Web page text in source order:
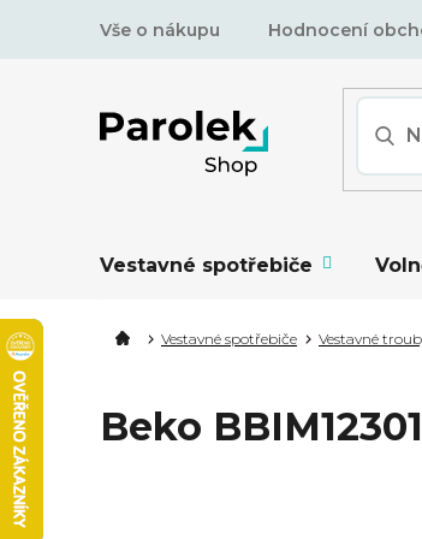
Vše o nákupu Hodnocení
Vestavné spotřebiče
Vestavné spotřebiče Vestavné
Beko